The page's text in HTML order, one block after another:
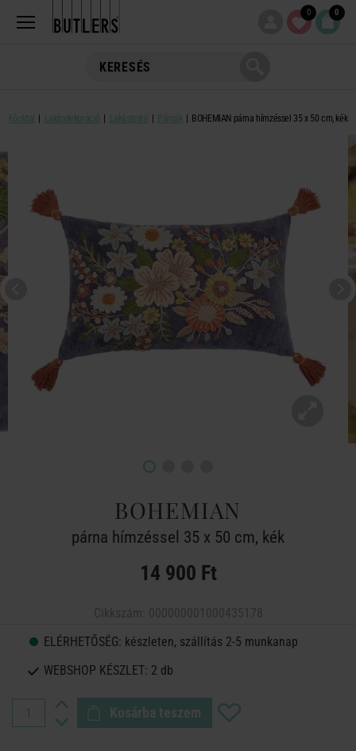
0 0
Főoldal Lakásdekoráció Lakástextil Párnák BOHEMIAN párna hímzéssel 35 x 50 cm, kék
BOHEMIAN
párna hímzéssel 35 x 50 cm, kék
14 900 Ft
ELÉRHETŐSÉG: készleten, szállítás 2-5 munkanap
WEBSHOP KÉSZLET: 2 db
Kosárba teszem